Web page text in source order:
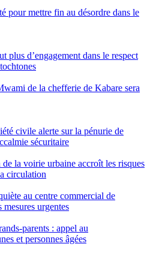
pour mettre fin au désordre dans le
d’engagement dans le respect
de la chefferie de Kabare sera
civile alerte sur la pénurie de
sécuritaire
la voirie urbaine accroît les risques
circulation
au centre commercial de
urgentes
parents : appel au
et personnes âgées